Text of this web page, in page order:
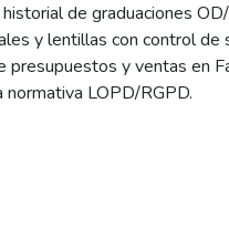
de graduaciones
y lentillas con control
presupuestos y ventas en
LOPD/RGPD.